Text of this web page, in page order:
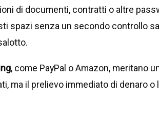
di documenti, contratti o altre
spazi senza un secondo controllo
, come PayPal o Amazon, meritano
ma il prelievo immediato di denaro